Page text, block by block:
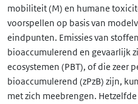
mobiliteit (M) en humane
voorspellen op basis van
eindpunten. Emissies van
bioaccumulerend en gevaarlijk
ecosystemen (PBT), of die zeer
bioaccumulerend (zPzB) zijn,
met zich meebrengen.